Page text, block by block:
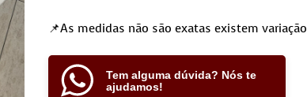
📌As medidas não são exatas existem variação
Tem alguma dúvida? Nós te
ajudamos!